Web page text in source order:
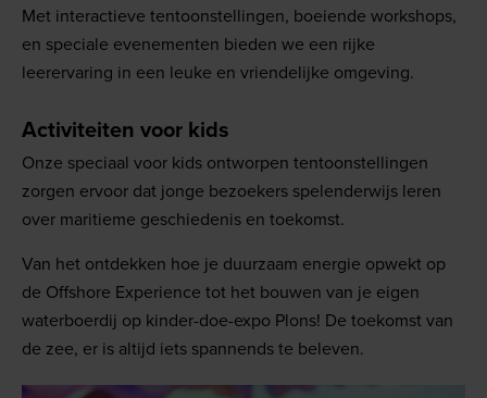
Met interactieve tentoonstellingen, boeiende workshops,
en speciale evenementen bieden we een rijke
leerervaring in een leuke en vriendelijke omgeving.
Activiteiten voor kids
Onze speciaal voor kids ontworpen tentoonstellingen
zorgen ervoor dat jonge bezoekers spelenderwijs leren
over maritieme geschiedenis en toekomst.
Van het ontdekken hoe je duurzaam energie opwekt op
de Offshore Experience tot het bouwen van je eigen
waterboerdij op kinder-doe-expo Plons! De toekomst van
de zee, er is altijd iets spannends te beleven.